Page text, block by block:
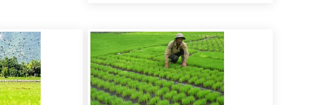
dân, Sở Tài nguyên và Môi trường 13
tỉnh, thành phố để kiểm tra, nhận định
về tình hình đất đai hiện nay trong nông
dân các tỉnh ĐBSCL.